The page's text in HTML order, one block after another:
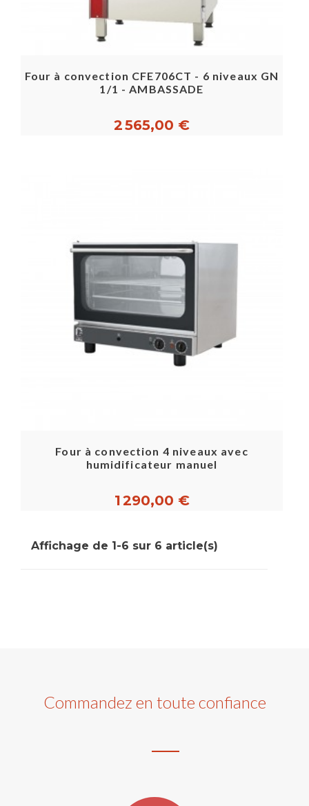
Four à convection CFE706CT - 6 niveaux GN
1/1 - AMBASSADE
2 565,00 €
Four à convection 4 niveaux avec
humidificateur manuel
1 290,00 €
Affichage de 1-6 sur 6 article(s)
Commandez en toute confiance